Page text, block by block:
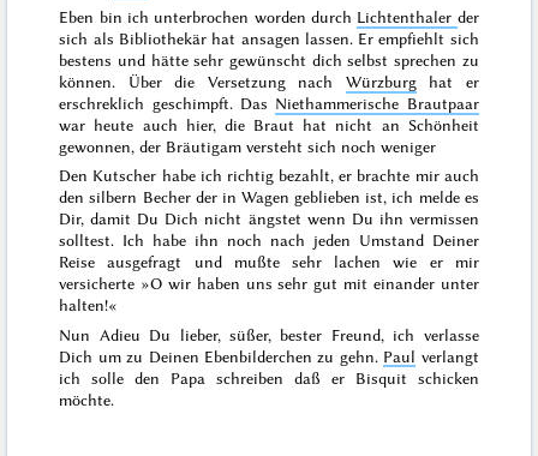
Eben bin ich unterbrochen worden durch Lichtenthaler der
sich als Bibliothekär hat ansagen lassen. Er empfiehlt sich
bestens und hätte sehr gewünscht dich selbst sprechen zu
können. Über die Versetzung nach Würzburghat er
erschreklich geschimpft. Das Niethammerische Brautpaar
war heute auch hier, die Braut hat nicht an Schönheit
gewonnen, der Bräutigam versteht sich noch weniger
Den Kutscher habe ich richtig bezahlt, er brachte mir auch
den silbern Becher der in Wagen geblieben ist, ich melde es
Dir, damit Du Dich nicht ängstet wenn Du ihn vermissen
solltest. Ich habe ihn noch nach jeden Umstand Deiner
Reise ausgefragt und mußte sehr lachen wie er mir
versicherte »O wir haben uns sehr gut mit einander unter
halten!«
Nun Adieu Du lieber, süßer, bester Freund, ich verlasse
Dich um zu Deinen Ebenbilderchen zu gehn. Paul verlangt
ich solle den Papa schreiben daß er Bisquit schicken
möchte.